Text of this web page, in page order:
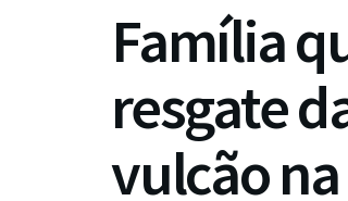
Família
resgate
vulcão